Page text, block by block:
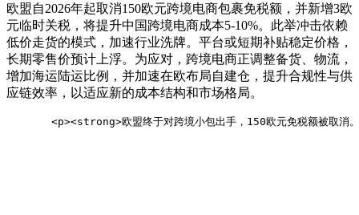
欧盟自2026年起取消150欧元跨境电商包裹免税额，并新增3欧
元临时关税，将提升中国跨境电商成本5-10%。此举冲击依赖
低价走货的模式，加速行业洗牌。平台或短期补贴稳定价格，
长期零售价预计上浮。为应对，跨境电商正调整备货、物流，
增加海运陆运比例，并加速在欧布局自建仓，提升合规性与供
应链效率，以适应新的成本结构和市场格局。
<p><strong>欧盟终于对跨境小包出手，150欧元免税额被取